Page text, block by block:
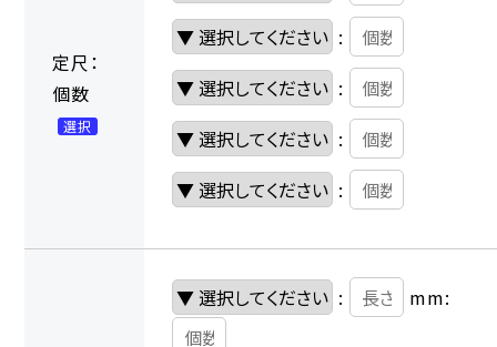
定尺：
個数
選択
:
:
:
:
: mm: